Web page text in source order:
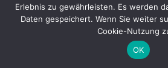
Erlebnis zu gewährleisten. Es werden
Daten gespeichert. Wenn Sie weiter
Cookie-Nutzung
OK